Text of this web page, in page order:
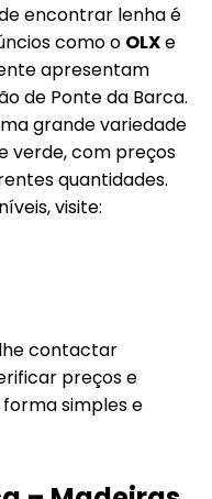
encontrar lenha é
como o OLXe
apresentam
de Ponte da Barca.
grande variedade
verde, com preços
quantidades.
visite:
contactar
preços e
simples e